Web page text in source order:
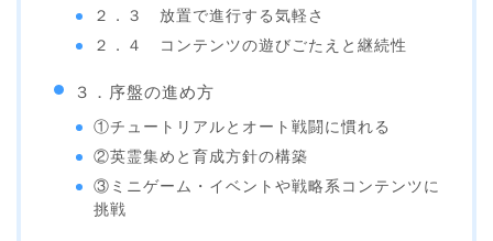
２．３ 放置で進行する気軽さ
２．４ コンテンツの遊びごたえと継続性
３．序盤の進め方
①チュートリアルとオート戦闘に慣れる
②英霊集めと育成方針の構築
③ミニゲーム・イベントや戦略系コンテンツに
挑戦